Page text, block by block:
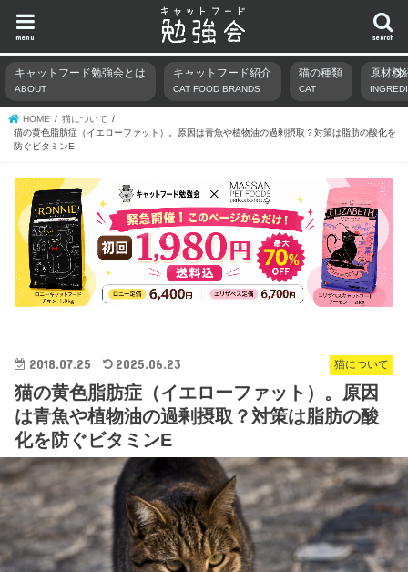
search
menu
キャットフード勉強会とは
ABOUT
キャットフード紹介
CAT FOOD BRANDS
猫の種類
CAT
原材料
HOME
猫について
猫の黄色脂肪症（イエローファット）。原因は青魚や植物油の過剰摂取？対策は脂肪の酸化を
防ぐビタミンE
猫について
2018.07.25 2025.06.23
猫の黄色脂肪症（イエローファット）。原因
は青魚や植物油の過剰摂取？対策は脂肪の酸
化を防ぐビタミンE